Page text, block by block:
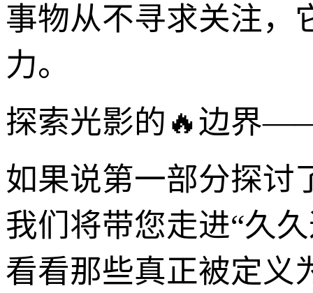
事物从不寻求关注，
力。
探索光影的🔥边界
如果说第一部分探讨
我们将带您走进“久
看看那些真正被定义